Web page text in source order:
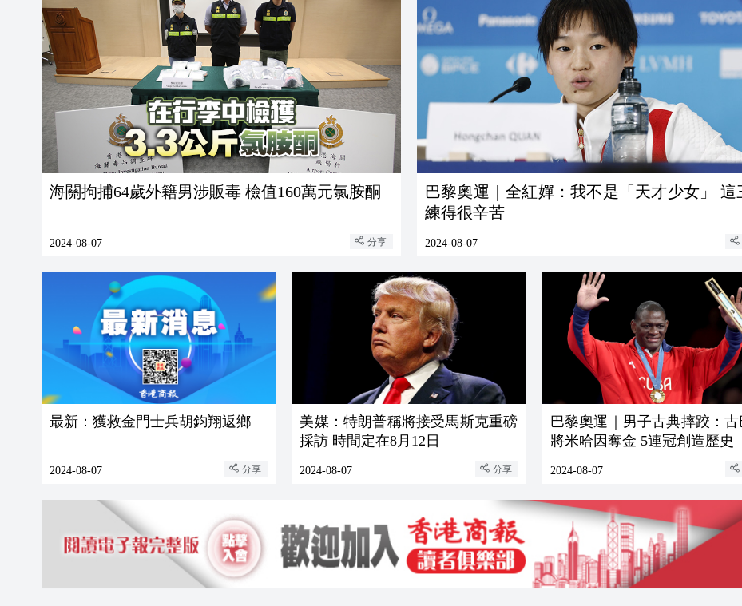
海關拘捕64歲外籍男涉販毒 檢值160萬元氯胺酮
2024-08-07 分享
巴黎奧運｜全紅嬋：我不是「天才少女」 這
練得很辛苦
2024-08-07
最新：獲救金門士兵胡鈞翔返鄉
2024-08-07 分享
美媒：特朗普稱將接受馬斯克重磅
採訪 時間定在8月12日
2024-08-07 分享
巴黎奧運｜男子古典摔跤：古
將米哈因奪金 5連冠創造歷史
2024-08-07